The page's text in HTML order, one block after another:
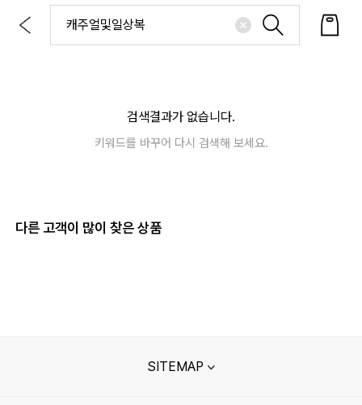
검색결과가 없습니다.
키워드를 바꾸어 다시 검색해 보세요.
다른 고객이 많이 찾은 상품
SITEMAP